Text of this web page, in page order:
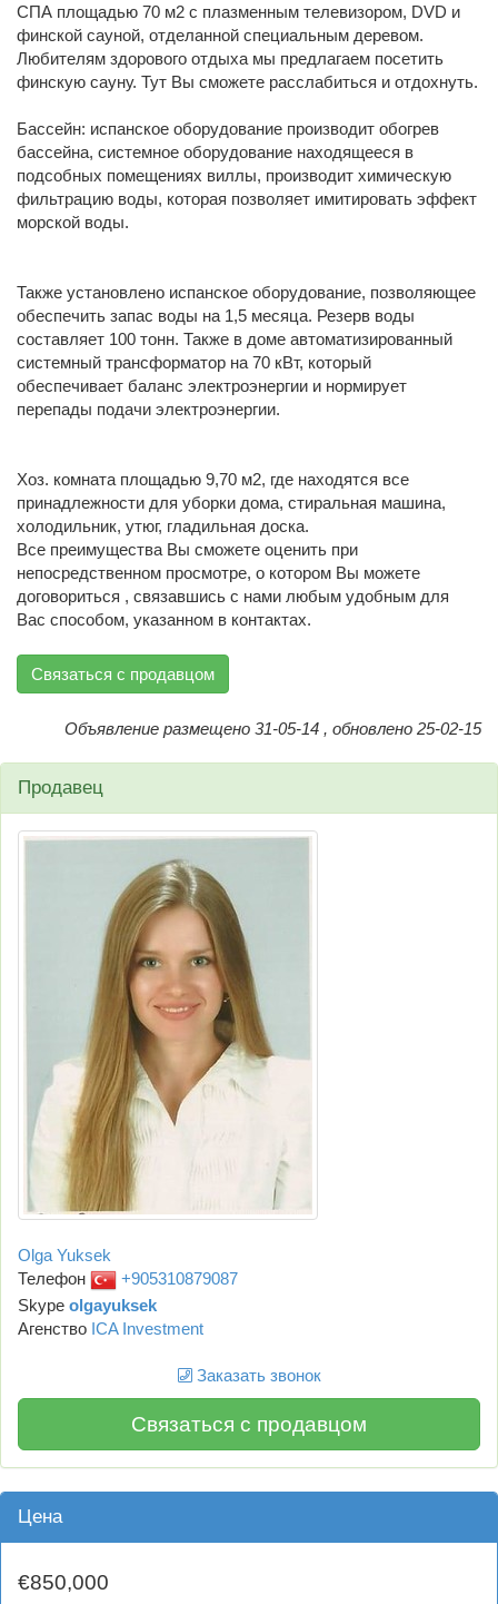
СПА площадью 70 м2 с плазменным телевизором, DVD и
финской сауной, отделанной специальным деревом.
Любителям здорового отдыха мы предлагаем посетить
финскую сауну. Тут Вы сможете расслабиться и отдохнуть.
Бассейн: испанское оборудование производит обогрев
бассейна, системное оборудование находящееся в
подсобных помещениях виллы, производит химическую
фильтрацию воды, которая позволяет имитировать эффект
морской воды.
Также установлено испанское оборудование, позволяющее
обеспечить запас воды на 1,5 месяца. Резерв воды
составляет 100 тонн. Также в доме автоматизированный
системный трансформатор на 70 кВт, который
обеспечивает баланс электроэнергии и нормирует
перепады подачи электроэнергии.
Хоз. комната площадью 9,70 м2, где находятся все
принадлежности для уборки дома, стиральная машина,
холодильник, утюг, гладильная доска.
Все преимущества Вы сможете оценить при
непосредственном просмотре, о котором Вы можете
договориться , связавшись с нами любым удобным для
Вас способом, указанном в контактах.
Связаться с продавцом
Объявление размещено 31-05-14 , обновлено 25-02-15
Продавец
Olga Yuksek
Телефон
+905310879087
Skype olgayuksek
Агенство ICA Investment
Заказать звонок
Связаться с продавцом
Цена
€850,000